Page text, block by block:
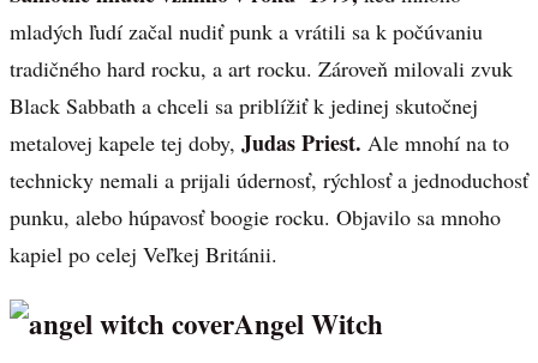
mladých ľudí začal nudiť punk a vrátili sa k počúvaniu
tradičného hard rocku, a art rocku. Zároveň milovali zvuk
Black Sabbath a chceli sa priblížiť k jedinej skutočnej
metalovej kapele tej doby, Judas Priest. Ale mnohí na to
technicky nemali a prijali údernosť, rýchlosť a jednoduchosť
punku, alebo húpavosť boogie rocku. Objavilo sa mnoho
kapiel po celej Veľkej Británii.
Angel Witch